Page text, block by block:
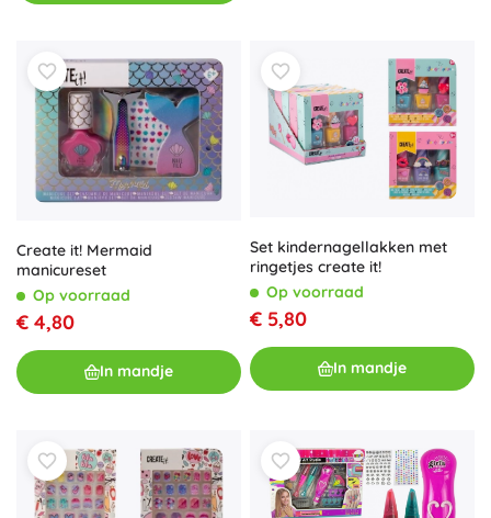
Create it! Mermaid
manicureset
Op voorraad
€ 4,80
In mandje
Set kindernagellakken met
ringetjes create it!
Op voorraad
€ 5,80
In mandje